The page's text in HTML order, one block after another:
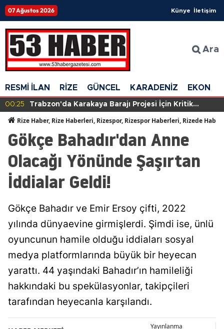
07 Ağustos 2026 Künye İletişim
Ara
RESMİ İLAN RİZE GÜNCEL KARADENİZ
00:25
Trabzon'da Karakaya Barajı Projesi İçin Kritik
Rize Haber, Rize Haberleri, Rizespor, Rizespor Haberleri, Rizede
Gökçe Bahadır'dan Anne
Olacağı Yönünde Şaşırtan
İddialar Geldi!
Gökçe Bahadır ve Emir Ersoy çifti, 2022
yılında dünyaevine girmişlerdi. Şimdi ise, ünlü
oyuncunun hamile olduğu iddiaları sosyal
medya platformlarında büyük bir heyecan
yarattı. 44 yaşındaki Bahadır’ın hamileliği
hakkındaki bu spekülasyonlar, takipçileri
tarafından heyecanla karşılandı.
Yayınlanma